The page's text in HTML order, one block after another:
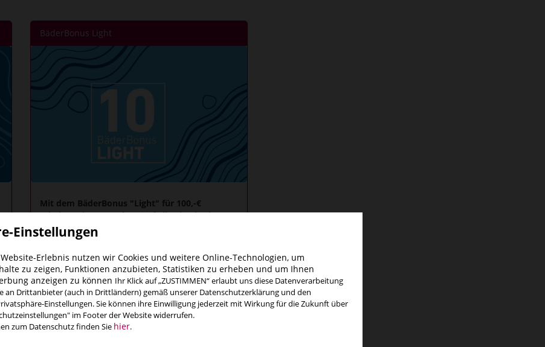
BäderBonus Light
Mit dem BäderBonus "Light" für 100,-€
erhalten Sie 10% Rabatt auf alle Eintrittskarten
(in Viersen und Mönchengladbach!)
Viersener und Mönchengladbacher Bäder
genutzt werden.
Sobald die Bezahlmethode BäderBonus beim
Bestellvorgang ausgewählt wird, werden die
Prozente automatisch abgezogen. Natürlich
können Sie die digitale Karte auch an den
Einstellungen
Erlebnis nutzen wir Cookies und weitere Online-Technologien, um
zu zeigen, Funktionen anzubieten, Statistiken zu erheben und um Ihnen
anzeigen zu können Ihr Klick auf „ZUSTIMMEN“ erlaubt uns diese Datenverarbeitung
an Drittanbieter (auch in Drittländern) gemäß unserer Datenschutzerklärung und den
Einstellungen. Sie können ihre Einwilligung jederzeit mit Wirkung für die Zukunft über
im Footer der Website widerrufen.
zum Datenschutz finden Sie hier.